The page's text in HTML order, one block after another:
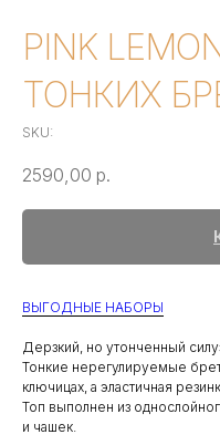
PINK
ТОНКИХ
SKU:
2590,00 р.
ВЫГОДНЫЕ НАБОРЫ
Дерзкий, но утонченный
Тонкие нерегулируемые
ключицах, а эластичная
Топ выполнен из
и чашек.